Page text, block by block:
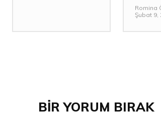
Romina
Şubat 9,
BİR YORUM BIRAK